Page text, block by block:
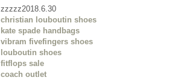
zzzzz2018.6.30
christian louboutin shoes
kate spade handbags
vibram fivefingers shoes
louboutin shoes
fitflops sale
coach outlet